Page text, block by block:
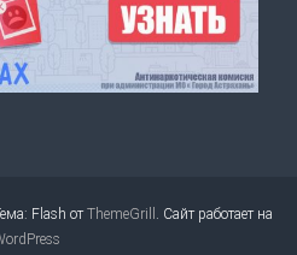
Flash отThemeGrill . Сайт работает на